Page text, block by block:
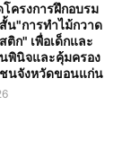
ครงการฝึกอบรม
น"การทำไม้กวาด
ก" เพื่อเด็กและ
พินิจและคุ้มครอง
ชนจังหวัดขอนแก่น